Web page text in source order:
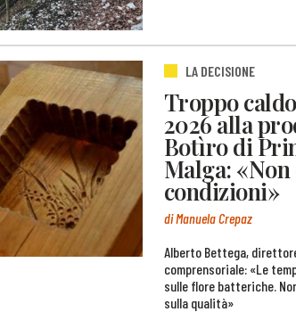
LA DECISIONE
Troppo
2026 alla
Botìro di
Malga: «Non
condizioni»
di Manuela Crepaz
Alberto Bettega,
comprensoriale: «Le
sulle flore batteriche.
sulla qualità»